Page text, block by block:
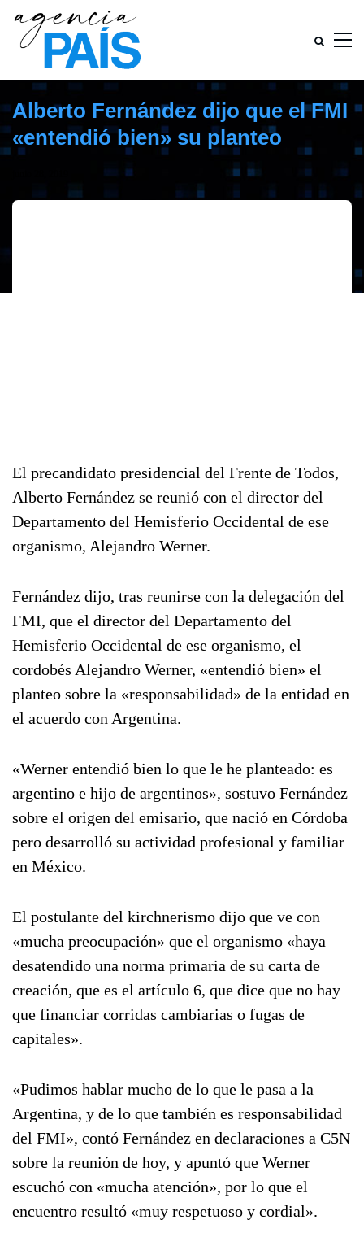
Alberto Fernández dijo que el FMI
«entendió bien» su planteo
El precandidato presidencial del Frente de Todos,
Alberto Fernández se reunió con el director del
Departamento del Hemisferio Occidental de ese
organismo, Alejandro Werner.
Fernández dijo, tras reunirse con la delegación del
FMI, que el director del Departamento del
Hemisferio Occidental de ese organismo, el
cordobés Alejandro Werner, «entendió bien» el
planteo sobre la «responsabilidad» de la entidad en
el acuerdo con Argentina.
«Werner entendió bien lo que le he planteado: es
argentino e hijo de argentinos», sostuvo Fernández
sobre el origen del emisario, que nació en Córdoba
pero desarrolló su actividad profesional y familiar
en México.
El postulante del kirchnerismo dijo que ve con
«mucha preocupación» que el organismo «haya
desatendido una norma primaria de su carta de
creación, que es el artículo 6, que dice que no hay
que financiar corridas cambiarias o fugas de
capitales».
«Pudimos hablar mucho de lo que le pasa a la
Argentina, y de lo que también es responsabilidad
del FMI», contó Fernández en declaraciones a C5N
sobre la reunión de hoy, y apuntó que Werner
escuchó con «mucha atención», por lo que el
encuentro resultó «muy respetuoso y cordial».